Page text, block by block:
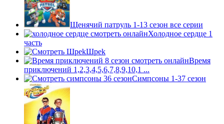
Щенячий патруль 1-13 сезон все серии
Холодное сердце 1
часть
Шpek
Время
приключений 1,2,3,4,5,6,7,8,9,10,1 ...
Симпсоны 1-37 сезон